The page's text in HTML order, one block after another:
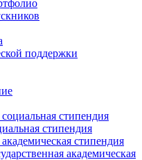
поддержки
социальная стипендия
стипендия
стипендия
академическая